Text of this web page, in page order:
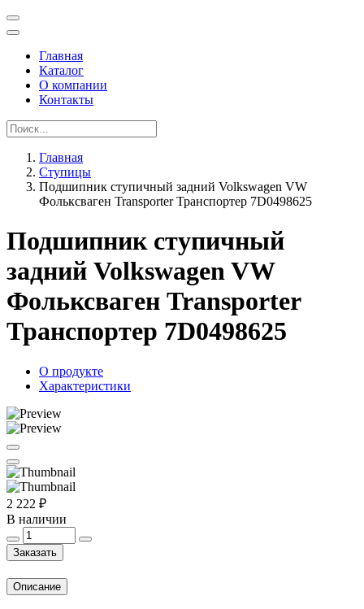
Главная
Каталог
О компании
Контакты
Главная
Ступицы
Подшипник ступичный задний Volkswagen VW
Фольксваген Transporter Транспортер 7D0498625
Подшипник ступичный
задний Volkswagen VW
Фольксваген Transporter
Транспортер 7D0498625
О продукте
Характеристики
2 222 ₽
В наличии
Заказать
Описание